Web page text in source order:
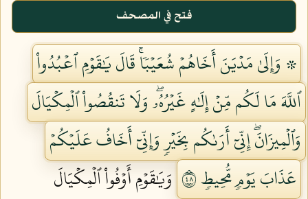
فتح في المصحف
۞ وَإِلَىٰ مَدۡيَنَ أَخَاهُمۡ شُعَيۡبٗاۚ قَالَ يَٰقَوۡمِ ٱعۡبُدُواْ
ٱللَّهَ مَا لَكُم مِّنۡ إِلَٰهٍ غَيۡرُهُۥۖ وَلَا تَنقُصُواْ ٱلۡمِكۡيَالَ
وَٱلۡمِيزَانَۖ إِنِّيٓ أَرَىٰكُم بِخَيۡرٖ وَإِنِّيٓ أَخَافُ عَلَيۡكُمۡ
عَذَابَ يَوۡمٖ مُّحِيطٖ ٨٤
وَيَٰقَوۡمِ أَوۡفُواْ ٱلۡمِكۡيَالَ